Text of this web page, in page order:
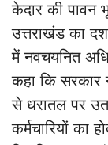
केदार की पावन
उत्तराखंड का
में नवचयनित
कहा कि सरकार
से धरातल पर
कर्मचारियों का